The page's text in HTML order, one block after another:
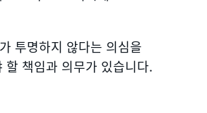
투명하지 않다는 의심을
책임과 의무가 있습니다.